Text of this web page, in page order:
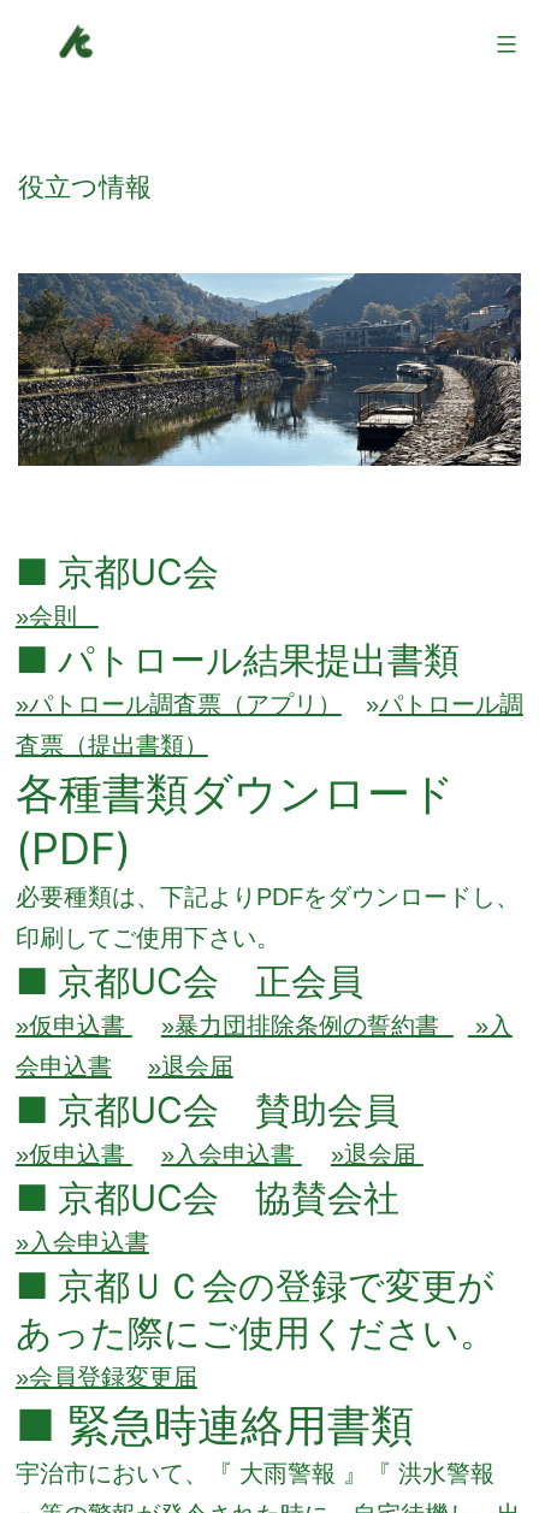
ツ
キ
ッ
プ
NPO
京
会
役立つ情報
■ 京都UC会
»会則
■ パトロール結果提出書類
»パトロール調査票（アプリ） »パトロール調
査票（提出書類）
各種書類ダウンロード
(PDF)
必要種類は、下記よりPDFをダウンロードし、
印刷してご使用下さい。
■ 京都UC会 正会員
»仮申込書 »暴力団排除条例の誓約書
»入
会申込書
»退会届
■ 京都UC会 賛助会員
»仮申込書 »入会申込書 »退会届
■ 京都UC会 協賛会社
»入会申込書
■ 京都ＵＣ会の登録で変更が
あった際にご使用ください。
»会員登録変更届
■ 緊急時連絡用書類
宇治市において、『 大雨警報 』『 洪水警報